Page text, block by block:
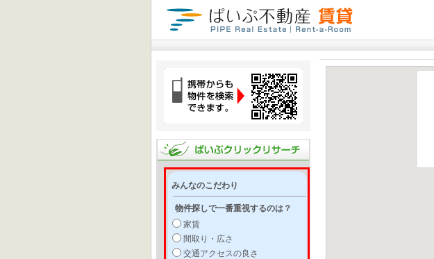
みんなのこだわり
物件探しで一番重視するのは？
家賃
間取り・広さ
交通アクセスの良さ